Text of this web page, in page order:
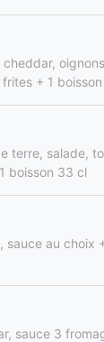
+ 1
terre, salade,
boisson 33 cl
sauce au choix
sauce 3